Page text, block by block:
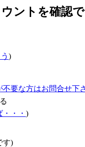
ントを確認
)
不要な方はお問合せ下
・・ )
す)